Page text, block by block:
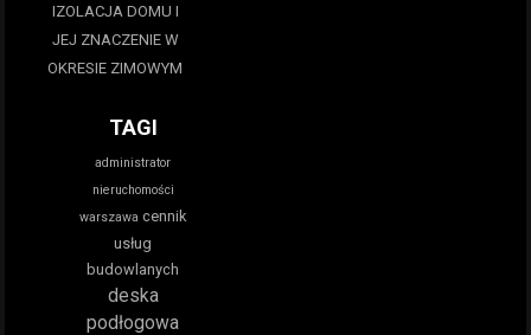
IZOLACJA DOMU I
JEJ ZNACZENIE W
OKRESIE ZIMOWYM
TAGI
administrator
nieruchomości
warszawa cennik
usług
budowlanych
deska
podłogowa